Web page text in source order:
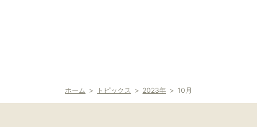
ホーム トピックス 2023年 10月